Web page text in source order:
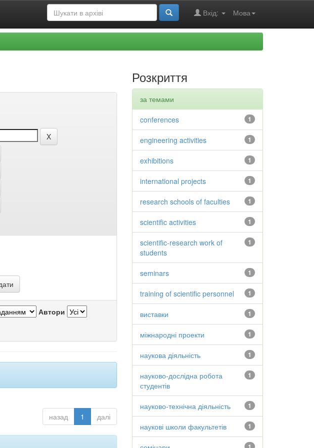
Мова
Вхід:
Автори
назад 1 далі
Розкриття
за темами
1
conferences
1
engineering activities
1
exhibitions
1
international projects
1
research schools of faculties
1
scientific activities
1
scientific-research work of
students
1
seminars
1
training of scientific personnel
1
виставки
1
міжнародні проекти
1
наукова діяльність
1
науково-дослідна робота
студентів
1
науково-технічна діяльність
1
наукові школи факультетів